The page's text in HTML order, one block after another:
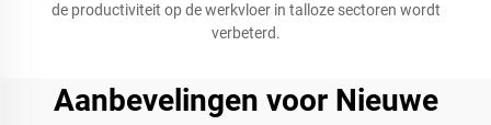
de productiviteit op de werkvloer in talloze sectoren wordt
verbeterd.
Aanbevelingen voor Nieuwe